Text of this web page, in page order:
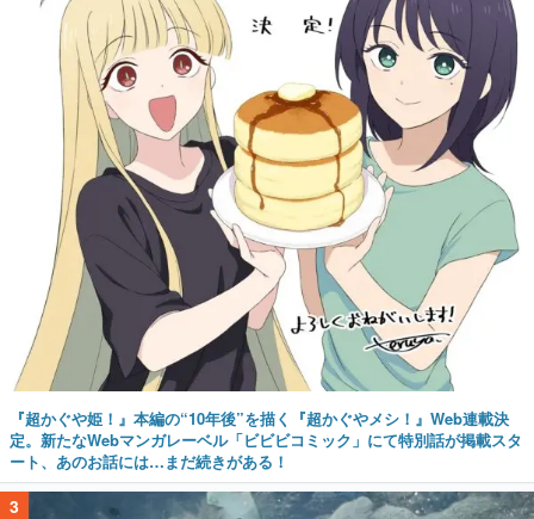
『超かぐや姫！』本編の“10年後”を描く『超かぐやメシ！』Web連載決
定。新たなWebマンガレーベル「ビビビコミック」にて特別話が掲載スタ
ート、あのお話には…まだ続きがある！
3